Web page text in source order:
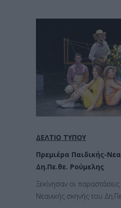
ΔΕΛΤΙΟ ΤΥΠΟΥ
Πρεμιέρα Παιδικής-
Δη.Πε.θε. Ρούμελης
Ξεκίνησαν οι παραστάσεις
Νεανικής σκηνής του